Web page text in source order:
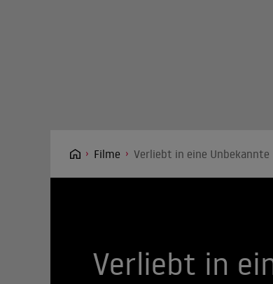
Filme Verliebt in eine Unbekannte
Verliebt in